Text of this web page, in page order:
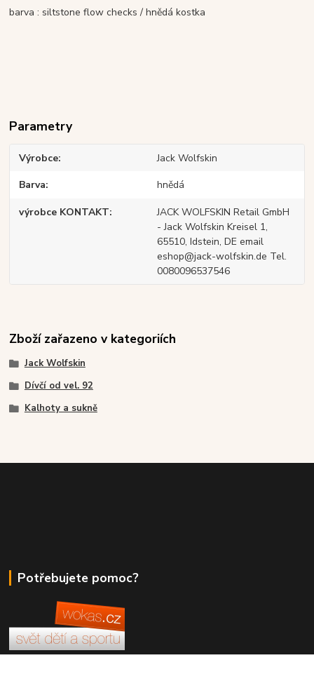
barva : siltstone flow checks / hnědá kostka
Parametry
Výrobce Jack Wolfskin
Barva hnědá
výrobce KONTAKT
JACK WOLFSKIN Retail GmbH
- Jack Wolfskin Kreisel 1,
65510, Idstein, DE email
eshop@jack-wolfskin.de Tel.
0080096537546
Zboží zařazeno v kategoriích
Jack Wolfskin
Dívčí od vel. 92
Kalhoty a sukně
Potřebujete pomoc?